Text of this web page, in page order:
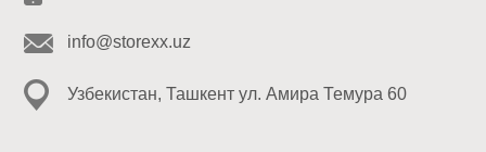
info@storexx.uz
Узбекистан, Ташкент ул. Амира Темура 60